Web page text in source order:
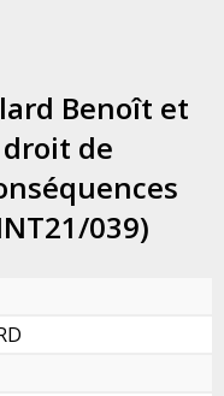
Benoît et
de
039)